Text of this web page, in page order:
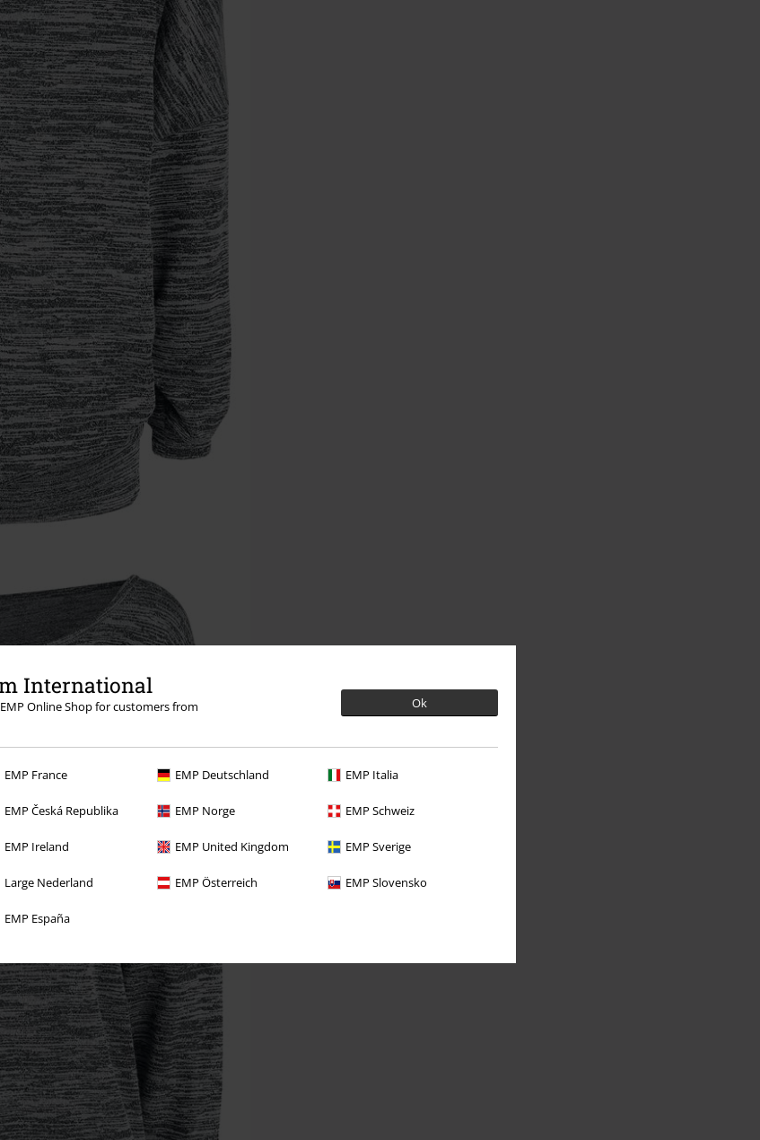
International
Online Shop for customers from
Ok
EMP France EMP Deutschland EMP Italia
EMP Česká Republika EMP Norge EMP Schweiz
EMP Ireland EMP United Kingdom EMP Sverige
Large Nederland EMP Österreich EMP Slovensko
EMP España